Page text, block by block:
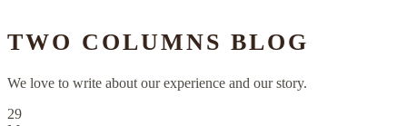
TWO COLUMNS BLOG
We love to write about our experience and our story.
29